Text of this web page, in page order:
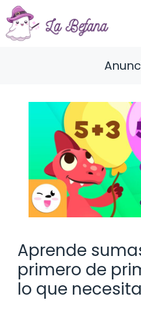
Saltar
al
contenido
Aprende
primero de
lo que